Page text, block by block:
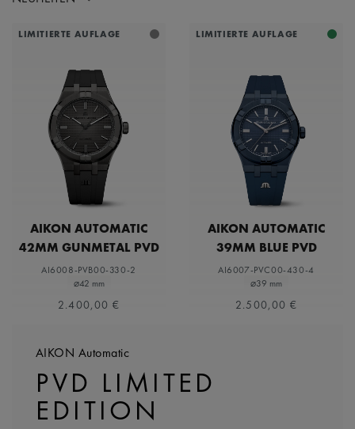
LIMITIERTE AUFLAGE
AIKON AUTOMATIC
42MM GUNMETAL PVD
LIMITED EDITION
AI6008-PVB00-330-2
⌀42 mm
2.400,00 €
LIMITIERTE AUFLAGE
AIKON AUTOMATIC
39MM BLUE PVD
LIMITED EDITION
AI6007-PVC00-430-4
⌀39 mm
2.500,00 €
AIKON Automatic
PVD LIMITED
EDITION